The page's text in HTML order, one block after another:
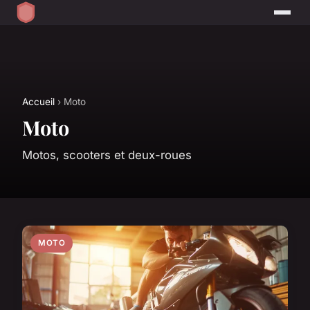
Accueil › Moto
Moto
Motos, scooters et deux-roues
MOTO